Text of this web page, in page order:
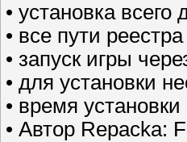
• установка
• все пути
• запуск игры
• для установки
• время
• Автор Repacka: